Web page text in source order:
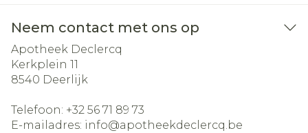
Neem contact met ons op
Apotheek Declercq
Kerkplein 11
8540 Deerlijk
Telefoon: +32 56 71 89 73
E-mailadres: info@apotheekdeclercq.be